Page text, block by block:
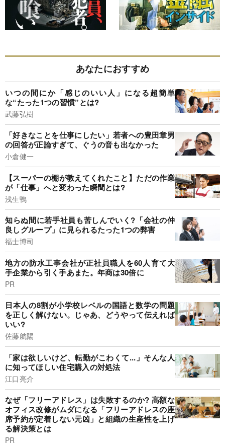
あなたにおすすめ
いつの間にか「感じのいい人」になる超簡単
な“たった1つの習慣”とは?
武藤弘樹
「好きなことを仕事にしたい」若者への豊田章男
の回答が正論すぎて、ぐうの音も出なかった
小倉健一
【スーパーの棚が教えてくれたこと】ただの作業
が「仕事」へと変わった瞬間とは?
浅生鴨
知らぬ間に若手社員も苦しんでいく?「会社の仲
良しグループ」に見られるたった1つの弊害
福士博司
地方の防水工事会社が正社員職人を60人育て大
手企業から引く手あまた。年商は30倍に
PR
日本人の8割が小学校レベルの国語と数学の問題
を正しく解けない。じゃあ、どうやって伝えれば
いい?
佐藤航陽
「家は欲しいけど、転勤がこわくて...」そんな人
に知ってほしい住宅購入の対処法
江口亮介
なぜ「フリーアドレス」は失敗するのか? 高額な
オフィス改修がムダになる「フリーアドレスの座
席予約が定着しない元凶」と組織の生産性を上げ
る解決策とは
PR